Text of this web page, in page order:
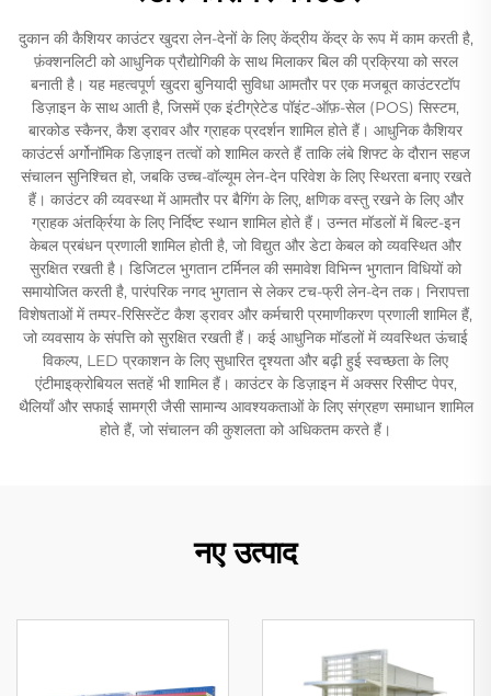
दुकान की कैशियर काउंटर खुदरा लेन-देनों के लिए केंद्रीय केंद्र के रूप में काम करती है,
फ़ंक्शनलिटी को आधुनिक प्रौद्योगिकी के साथ मिलाकर बिल की प्रक्रिया को सरल
बनाती है। यह महत्वपूर्ण खुदरा बुनियादी सुविधा आमतौर पर एक मजबूत काउंटरटॉप
डिज़ाइन के साथ आती है, जिसमें एक इंटीग्रेटेड पॉइंट-ऑफ़-सेल (POS) सिस्टम,
बारकोड स्कैनर, कैश ड्रावर और ग्राहक प्रदर्शन शामिल होते हैं। आधुनिक कैशियर
काउंटर्स अर्गोनॉमिक डिज़ाइन तत्वों को शामिल करते हैं ताकि लंबे शिफ्ट के दौरान सहज
संचालन सुनिश्चित हो, जबकि उच्च-वॉल्यूम लेन-देन परिवेश के लिए स्थिरता बनाए रखते
हैं। काउंटर की व्यवस्था में आमतौर पर बैगिंग के लिए, क्षणिक वस्तु रखने के लिए और
ग्राहक अंतर्क्रिया के लिए निर्दिष्ट स्थान शामिल होते हैं। उन्नत मॉडलों में बिल्ट-इन
केबल प्रबंधन प्रणाली शामिल होती है, जो विद्युत और डेटा केबल को व्यवस्थित और
सुरक्षित रखती है। डिजिटल भुगतान टर्मिनल की समावेश विभिन्न भुगतान विधियों को
समायोजित करती है, पारंपरिक नगद भुगतान से लेकर टच-फ्री लेन-देन तक। निरापत्ता
विशेषताओं में तम्पर-रिसिस्टेंट कैश ड्रावर और कर्मचारी प्रमाणीकरण प्रणाली शामिल हैं,
जो व्यवसाय के संपत्ति को सुरक्षित रखती हैं। कई आधुनिक मॉडलों में व्यवस्थित ऊंचाई
विकल्प, LED प्रकाशन के लिए सुधारित दृश्यता और बढ़ी हुई स्वच्छता के लिए
एंटीमाइक्रोबियल सतहें भी शामिल हैं। काउंटर के डिज़ाइन में अक्सर रिसीप्ट पेपर,
थैलियाँ और सफाई सामग्री जैसी सामान्य आवश्यकताओं के लिए संग्रहण समाधान शामिल
होते हैं, जो संचालन की कुशलता को अधिकतम करते हैं।
नए उत्पाद